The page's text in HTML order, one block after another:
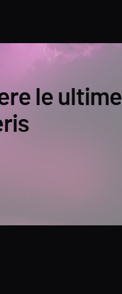
le ultime